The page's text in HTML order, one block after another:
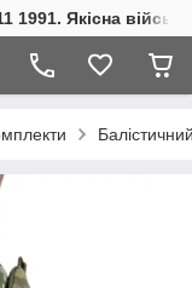
1991. Якісна